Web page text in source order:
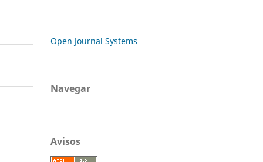
Open Journal Systems
Navegar
Avisos